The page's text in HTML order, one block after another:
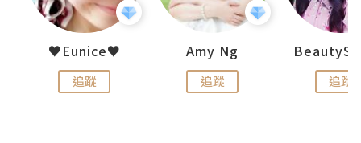
♥Eunice♥
追蹤
Amy Ng
追蹤 追蹤